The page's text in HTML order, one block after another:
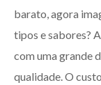
barato, agora
tipos e sabores?
com uma grande
qualidade. O